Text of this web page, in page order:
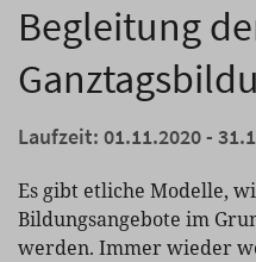
Begleitung
Laufzeit: 01.11.2020 -
Es gibt etliche Modelle,
Bildungsangebote im
werden. Immer wieder